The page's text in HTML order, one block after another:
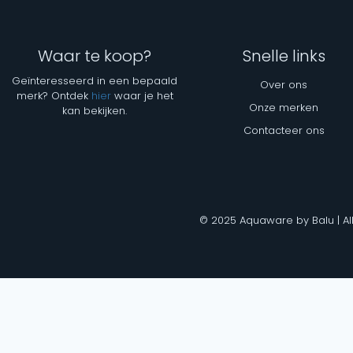
Waar te koop?
Geïnteresseerd in een bepaald
merk? Ontdek hierwaar je het
kan bekijken.
Snelle links
Over ons
Onze merken
Contacteer ons
© 2025 Aquaware by Balu |